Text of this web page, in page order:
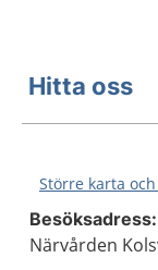
Hitta oss
Större karta
Besöksadress:
Närvården